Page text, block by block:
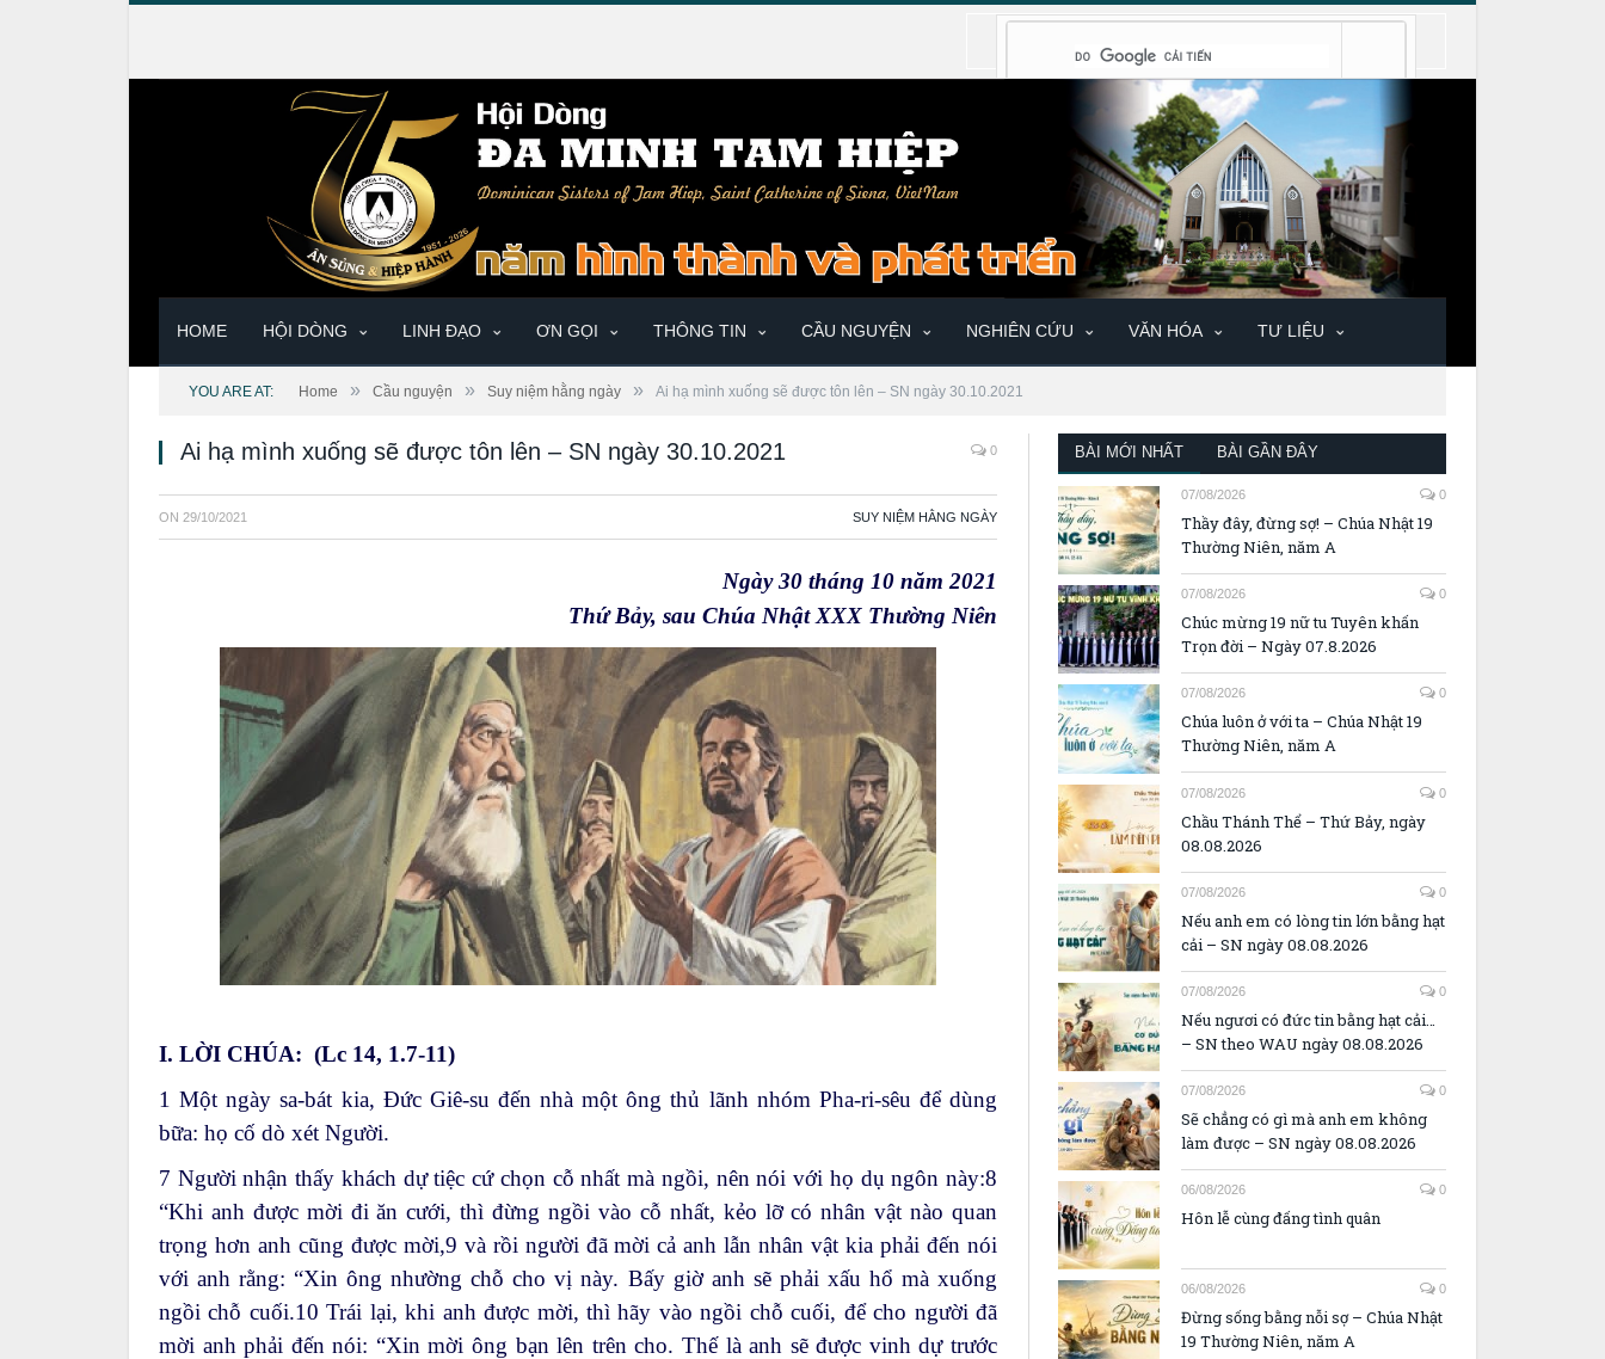
HOME HỘI DÒNG LINH ĐẠO ƠN GỌI THÔNG TIN CẦU NGUYỆN NGHIÊN CỨU VĂN HÓA TƯ LIỆU
YOU ARE AT: Home » Cầu nguyện » Suy niệm hằng ngày » Ai hạ mình xuống sẽ được tôn lên – SN ngày 30.10.2021
Ai hạ mình xuống sẽ được tôn lên – SN ngày 30.10.2021 0
ON 29/10/2021 SUY NIỆM HẰNG NGÀY
Ngày 30 tháng 10 năm 2021
Thứ Bảy, sau Chúa Nhật XXX Thường Niên
I. LỜI CHÚA: (Lc 14, 1.7-11)
1 Một ngày sa-bát kia, Đức Giê-su đến nhà một ông thủ lãnh nhóm Pha-ri-sêu để dùng
bữa: họ cố dò xét Người.
7 Người nhận thấy khách dự tiệc cứ chọn cỗ nhất mà ngồi, nên nói với họ dụ ngôn này:8
“Khi anh được mời đi ăn cưới, thì đừng ngồi vào cỗ nhất, kẻo lỡ có nhân vật nào quan
trọng hơn anh cũng được mời,9 và rồi người đã mời cả anh lẫn nhân vật kia phải đến nói
với anh rằng: “Xin ông nhường chỗ cho vị này. Bấy giờ anh sẽ phải xấu hổ mà xuống
ngồi chỗ cuối.10 Trái lại, khi anh được mời, thì hãy vào ngồi chỗ cuối, để cho người đã
mời anh phải đến nói: “Xin mời ông bạn lên trên cho. Thế là anh sẽ được vinh dự trước
BÀI MỚI NHẤT BÀI GẦN ĐÂY
07/08/2026 0
Thầy đây, đừng sợ! – Chúa Nhật 19
Thường Niên, năm A
07/08/2026 0
Chúc mừng 19 nữ tu Tuyên khấn
Trọn đời – Ngày 07.8.2026
07/08/2026 0
Chúa luôn ở với ta – Chúa Nhật 19
Thường Niên, năm A
07/08/2026 0
Chầu Thánh Thể – Thứ Bảy, ngày
08.08.2026
07/08/2026 0
Nếu anh em có lòng tin lớn bằng hạt
cải – SN ngày 08.08.2026
07/08/2026 0
Nếu ngươi có đức tin bằng hạt cải…
– SN theo WAU ngày 08.08.2026
07/08/2026 0
Sẽ chẳng có gì mà anh em không
làm được – SN ngày 08.08.2026
06/08/2026 0
Hôn lễ cùng đấng tình quân
06/08/2026 0
Đừng sống bằng nỗi sợ – Chúa Nhật
19 Thường Niên, năm A